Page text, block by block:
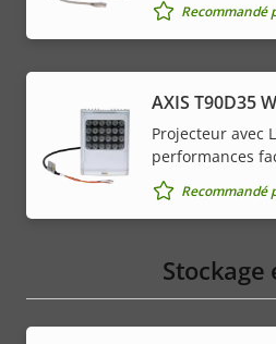
Recommandé
AXIS T90D35
Projecteur avec
performances
Recommandé
Stockage